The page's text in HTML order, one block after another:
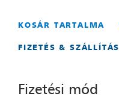
KOSÁR TARTALMA
FIZETÉS & SZÁLLÍTÁS
Fizetési mód